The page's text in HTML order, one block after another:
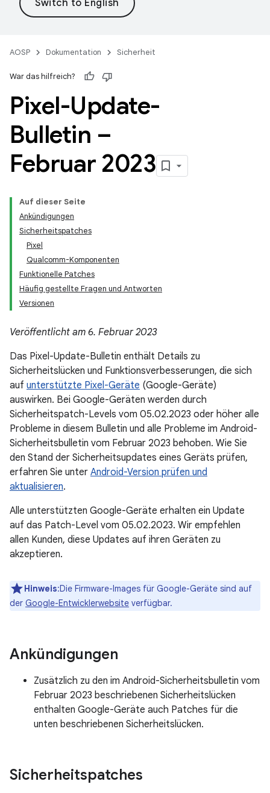
AOSP Dokumentation Sicherheit
War das hilfreich?
Pixel-Update-
Bulletin –
Februar 2023
Auf dieser Seite
Ankündigungen
Sicherheitspatches
Pixel
Qualcomm-Komponenten
Funktionelle Patches
Häufig gestellte Fragen und Antworten
Versionen
Veröffentlicht am 6. Februar 2023
Das Pixel-Update-Bulletin enthält Details zu
Sicherheitslücken und Funktionsverbesserungen, die sich
auf unterstützte Pixel-Geräte (Google-Geräte)
auswirken. Bei Google-Geräten werden durch
Sicherheitspatch-Levels vom 05.02.2023 oder höher alle
Probleme in diesem Bulletin und alle Probleme im Android-
Sicherheitsbulletin vom Februar 2023 behoben. Wie Sie
den Stand der Sicherheitsupdates eines Geräts prüfen,
erfahren Sie unter Android-Version prüfen und
aktualisieren.
Alle unterstützten Google-Geräte erhalten ein Update
auf das Patch-Level vom 05.02.2023. Wir empfehlen
allen Kunden, diese Updates auf ihren Geräten zu
akzeptieren.
Hinweis:Die Firmware-Images für Google-Geräte sind auf
der Google-Entwicklerwebsite verfügbar.
Ankündigungen
Zusätzlich zu den im Android-Sicherheitsbulletin vom
Februar 2023 beschriebenen Sicherheitslücken
enthalten Google-Geräte auch Patches für die
unten beschriebenen Sicherheitslücken.
Sicherheitspatches